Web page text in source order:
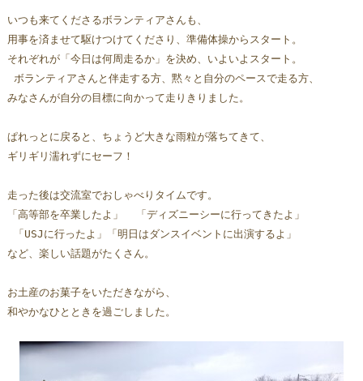
いつも来てくださるボランティアさんも、
用事を済ませて駆けつけてくださり、準備体操からスタート。
それぞれが「今日は何周走るか」を決め、いよいよスタート。
ボランティアさんと伴走する方、黙々と自分のペースで走る方、
みなさんが自分の目標に向かって走りきりました。
ぱれっとに戻ると、ちょうど大きな雨粒が落ちてきて、
ギリギリ濡れずにセーフ！
走った後は交流室でおしゃべりタイムです。
「高等部を卒業したよ」  「ディズニーシーに行ってきたよ」
「USJに行ったよ」「明日はダンスイベントに出演するよ」
など、楽しい話題がたくさん。
お土産のお菓子をいただきながら、
和やかなひとときを過ごしました。